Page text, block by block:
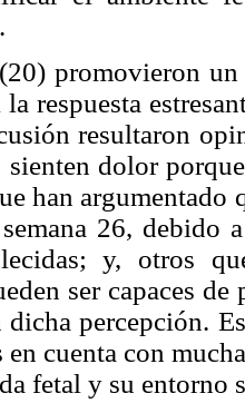
promovieron un
la respuesta
resultaron
dolor
han argumentado
26, debido
y, otros
ser capaces
dicha percepción.
en cuenta con
fetal y su entorno